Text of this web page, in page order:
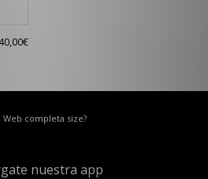
Web completa size?
nuestra app